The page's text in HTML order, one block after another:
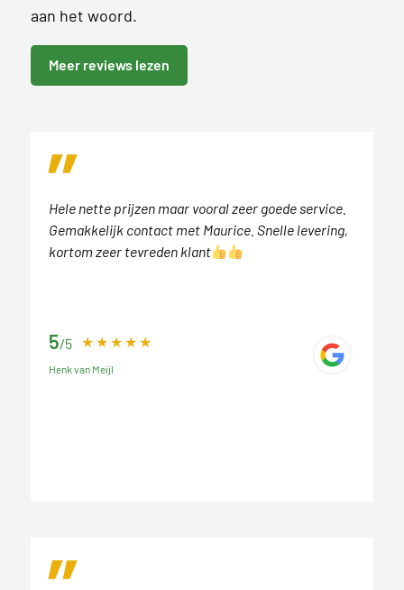
aan het woord.
Meer reviews lezen
Hele nette prijzen maar vooral zeer goede service.
Gemakkelijk contact met Maurice. Snelle levering,
kortom zeer tevreden klant
5/5
Henk van Meijl